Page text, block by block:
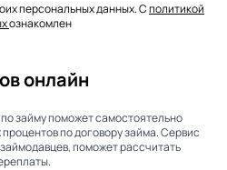
персональных данных. Сполитикой
ознакомлен
онлайн
займу поможет самостоятельно
по договору займа. Сервис
поможет рассчитать